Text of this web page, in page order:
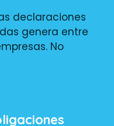
declaraciones
genera entre
No